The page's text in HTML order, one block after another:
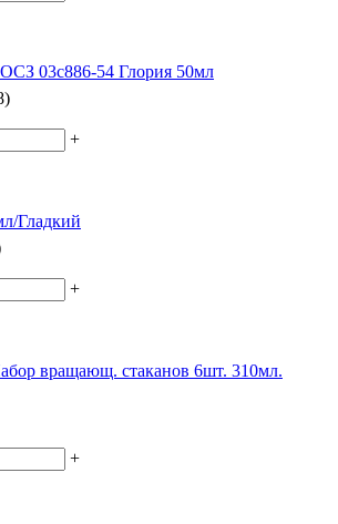
03с886-54 Глория 50мл
+
Гладкий
+
вращающ. стаканов 6шт. 310мл.
+